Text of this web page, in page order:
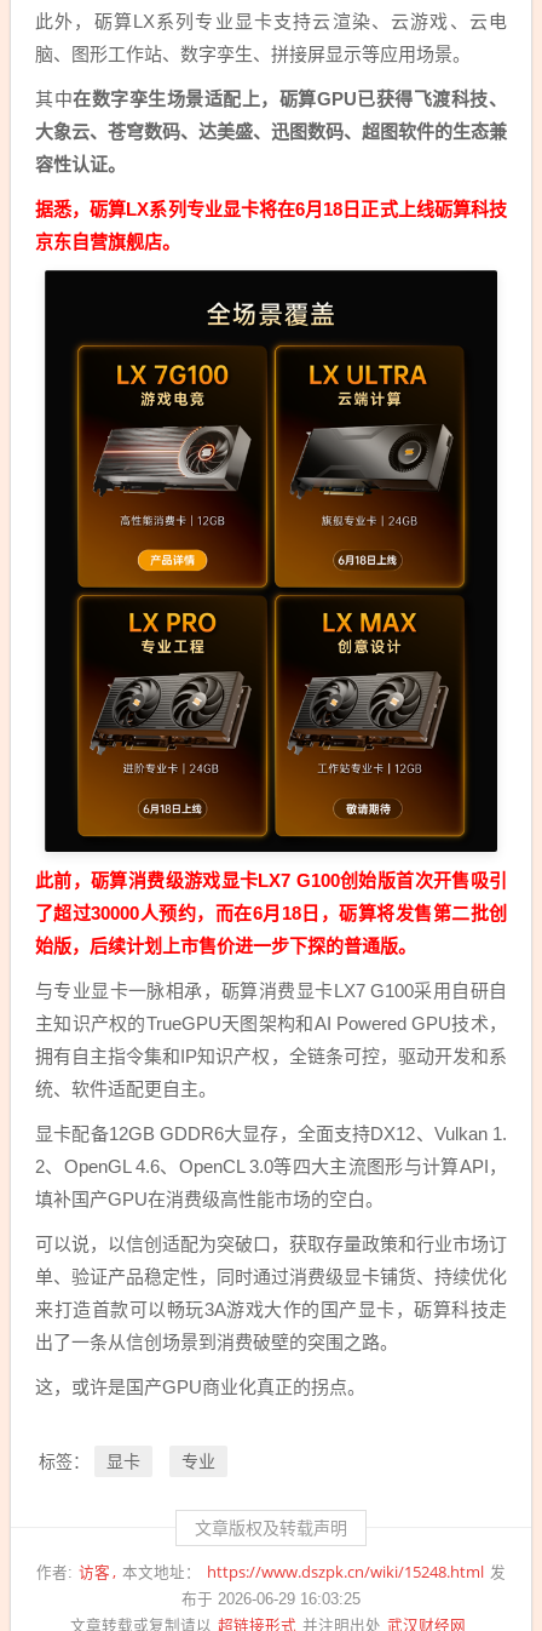
此外，砺算LX系列专业显卡支持云渲染、云游戏、云电
脑、图形工作站、数字孪生、拼接屏显示等应用场景。
其中在数字孪生场景适配上，砺算GPU已获得飞渡科技、
大象云、苍穹数码、达美盛、迅图数码、超图软件的生态兼
容性认证。
据悉，砺算LX系列专业显卡将在6月18日正式上线砺算科技
京东自营旗舰店。
此前，砺算消费级游戏显卡LX7 G100创始版首次开售吸引
了超过30000人预约，而在6月18日，砺算将发售第二批创
始版，后续计划上市售价进一步下探的普通版。
与专业显卡一脉相承，砺算消费显卡LX7 G100采用自研自
主知识产权的TrueGPU天图架构和AI Powered GPU技术，
拥有自主指令集和IP知识产权，全链条可控，驱动开发和系
统、软件适配更自主。
显卡配备12GB GDDR6大显存，全面支持DX12、Vulkan 1.
2、OpenGL 4.6、OpenCL 3.0等四大主流图形与计算API，
填补国产GPU在消费级高性能市场的空白。
可以说，以信创适配为突破口，获取存量政策和行业市场订
单、验证产品稳定性，同时通过消费级显卡铺货、持续优化
来打造首款可以畅玩3A游戏大作的国产显卡，砺算科技走
出了一条从信创场景到消费破壁的突围之路。
这，或许是国产GPU商业化真正的拐点。
标签： 显卡 专业
文章版权及转载声明
作者: 访客 本文地址： https://www.dszpk.cn/wiki/15248.html 发
布于 2026-06-29 16:03:25
文章转载或复制请以 超链接形式 并注明出处 武汉财经网